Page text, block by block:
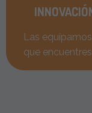
Las
que